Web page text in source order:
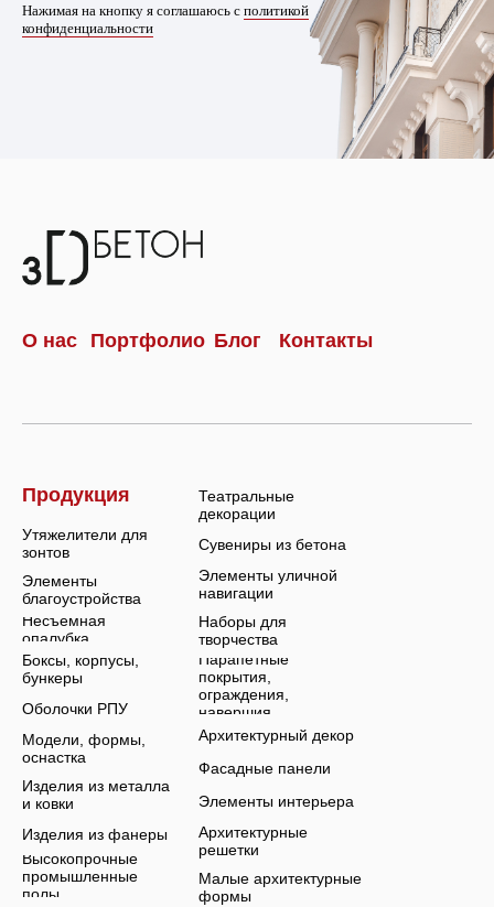
Нажимая на кнопку я соглашаюсь с политикой
конфиденциальности
Контакты
Блог
Портфолио
О нас
Малые архитектурные
формы
Архитектурные
решетки
Элементы интерьера
Фасадные панели
Архитектурный декор
Парапетные
покрытия,
ограждения,
навершия
Наборы для
творчества
Элементы уличной
навигации
Сувениры из бетона
Театральные
декорации
Высокопрочные
промышленные
полы
Изделия из фанеры
Изделия из металла
и ковки
Модели, формы,
оснастка
Оболочки РПУ
Боксы, корпусы,
бункеры
Несъемная
опалубка
Элементы
благоустройства
Утяжелители для
зонтов
Продукция